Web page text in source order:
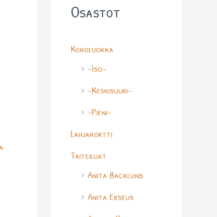
Osastot
Kokoluokka
-Iso-
-Keskisuuri-
-Pieni-
Lahjakortti
Taiteilijat
Anita Backlund
Anita Erseus